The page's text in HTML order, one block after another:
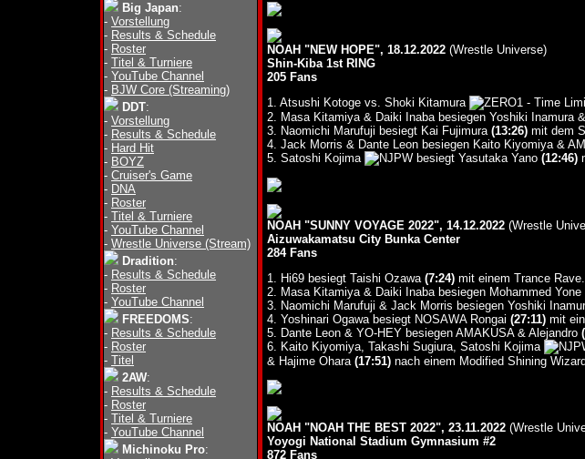
Big Japan:
- Vorstellung
- Results & Schedule
- Roster
- Titel & Turniere
- YouTube Channel
- BJW Core (Streaming)
DDT:
- Vorstellung
- Results & Schedule
- Hard Hit
- BOYZ
- Cruiser's Game
- DNA
- Roster
- Titel & Turniere
- YouTube Channel
- Wrestle Universe (Stream)
Dradition:
- Results & Schedule
- Roster
- YouTube Channel
FREEDOMS:
- Results & Schedule
- Roster
- Titel
2AW:
- Results & Schedule
- Roster
- Titel & Turniere
- YouTube Channel
Michinoku Pro:
NOAH "NEW HOPE", 18.12.2022(Wrestle Universe)
Shin-Kiba 1st RING
205 Fans
1. Atsushi Kotoge vs. Shoki Kitamura
- Time
2. Masa Kitamiya & Daiki Inaba besiegen Yoshiki Inamura
3. Naomichi Marufuji besiegt Kai Fujimura (13:26)mit dem
4. Jack Morris & Dante Leon besiegen Kaito Kiyomiya &
5. Satoshi Kojima
besiegt Yasutaka Yano (12:46)
NOAH "SUNNY VOYAGE 2022", 14.12.2022(Wrestle
Aizuwakamatsu City Bunka Center
284 Fans
1. Hi69 besiegt Taishi Ozawa (7:24)mit einem Trance Rave.
2. Masa Kitamiya & Daiki Inaba besiegen Mohammed
3. Naomichi Marufuji & Jack Morris besiegen Yoshiki
4. Yoshinari Ogawa besiegt NOSAWA Rongai (27:11)mit
5. Dante Leon & YO-HEY besiegen AMAKUSA & Alejandro
6. Kaito Kiyomiya, Takashi Sugiura, Satoshi Kojima
& Hajime Ohara (17:51)nach einem Modified Shining
NOAH "NOAH THE BEST 2022", 23.11.2022(Wrestle
Yoyogi National Stadium Gymnasium #2
872 Fans